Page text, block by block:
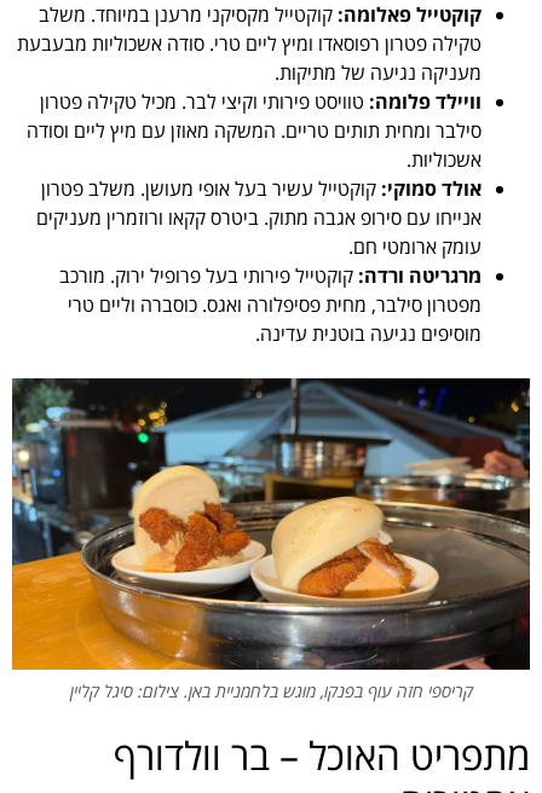
קוקטייל פאלומה: קוקטייל מקסיקני מרענן במיוחד. משלב
טקילה פטרון רפוסאדו ומיץ ליים טרי. סודה אשכוליות מבעבעת
מעניקה נגיעה של מתיקות.
וויילד פלומה: טוויסט פירותי וקיצי לבר. מכיל טקילה פטרון
סילבר ומחית תותים טריים. המשקה מאוזן עם מיץ ליים וסודה
אשכוליות.
אולד סמוקי: קוקטייל עשיר בעל אופי מעושן. משלב פטרון
אנייחו עם סירופ אגבה מתוק. ביטרס קקאו ורוזמרין מעניקים
עומק ארומטי חם.
מרגריטה ורדה: קוקטייל פירותי בעל פרופיל ירוק. מורכב
מפטרון סילבר, מחית פסיפלורה ואגס. כוסברה וליים טרי
מוסיפים נגיעה בוטנית עדינה.
קריספי חזה עוף בפנקו, מוגש בלחמניית באן. צילום: סיגל קליין
מתפריט האוכל – בר וולדורף